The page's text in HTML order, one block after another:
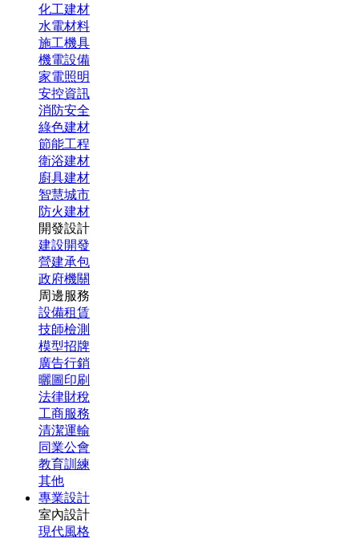
化工建材
水電材料
施工機具
機電設備
家電照明
安控資訊
消防安全
綠色建材
節能工程
衛浴建材
廚具建材
智慧城市
防火建材
開發設計
建設開發
營建承包
政府機關
周邊服務
設備租賃
技師檢測
模型招牌
廣告行銷
曬圖印刷
法律財稅
工商服務
清潔運輸
同業公會
教育訓練
其他
專業設計
室內設計
現代風格